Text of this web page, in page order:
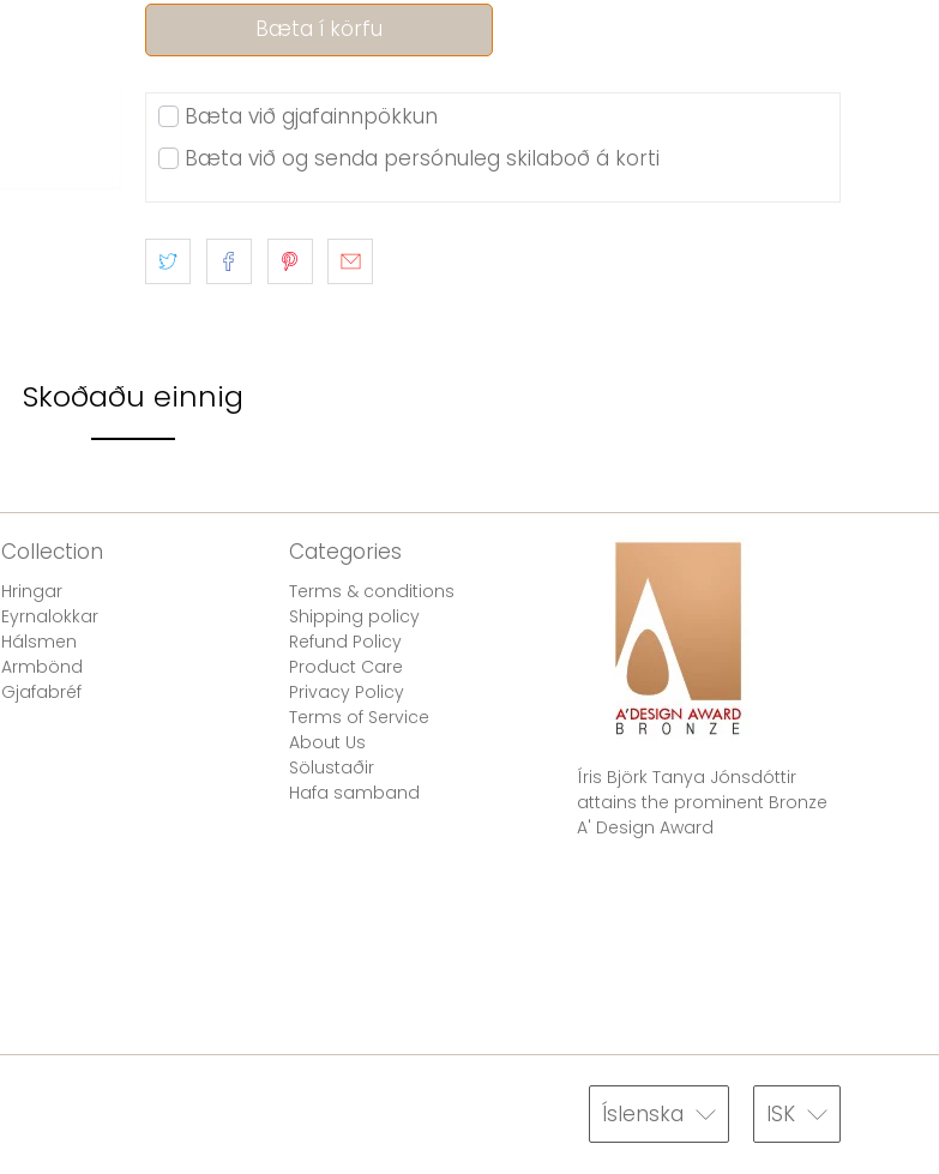
Bæta í körfu
Bæta við gjafainnpökkun
Bæta við og senda persónuleg skilaboð á korti
Skoðaðu einnig
Collection
Hringar
Eyrnalokkar
Hálsmen
Armbönd
Gjafabréf
Categories
Terms & conditions
Shipping policy
Refund Policy
Product Care
Privacy Policy
Terms of Service
About Us
Sölustaðir
Hafa samband
Íris Björk Tanya Jónsdóttir
attains the prominent Bronze
A' Design Award
Íslenska ISK